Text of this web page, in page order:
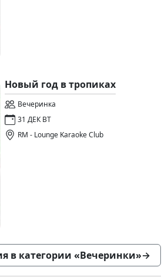
Новый год в тропиках
Вечеринка
31 ДЕК ВТ
RM - Lounge Karaoke Club
в категории «Вечеринки»→